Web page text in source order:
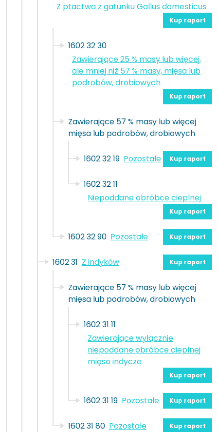
Z ptactwa z gatunku Gallus domesticus
Kup raport
1602 32 30
Zawierające 25 % masy lub więcej,
ale mniej niż 57 % masy, mięsa lub
podrobów, drobiowych
Kup raport
Zawierające 57 % masy lub więcej
mięsa lub podrobów, drobiowych
1602 32 19 Pozostałe Kup raport
1602 32 11
Niepoddane obróbce cieplnej
Kup raport
1602 32 90 Pozostałe Kup raport
1602 31 Z indyków Kup raport
Zawierające 57 % masy lub więcej
mięsa lub podrobów, drobiowych
1602 31 11
Zawierające wyłącznie
niepoddane obróbce cieplnej
mięso indycze
Kup raport
1602 31 19 Pozostałe Kup raport
1602 31 80 Pozostałe Kup raport